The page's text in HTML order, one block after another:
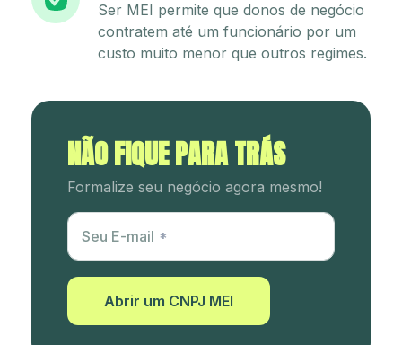
Ser MEI permite que donos de negócio
contratem até um funcionário por um
custo muito menor que outros regimes.
NÃO FIQUE PARA TRÁS
Formalize seu negócio agora mesmo!
Utm Content
Seu E-mail
Abrir um CNPJ MEI